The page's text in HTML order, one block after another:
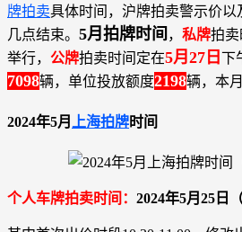
牌拍卖具体时间，沪牌拍卖警示价
几点结束。 5月拍牌时间 ， 私牌拍卖
举行， 公牌拍卖时间定在5月27日 下
7098辆，单位投放额度2198辆，本
2024年5月 上海拍牌时间
个人车牌拍卖时间： 2024年5月25日